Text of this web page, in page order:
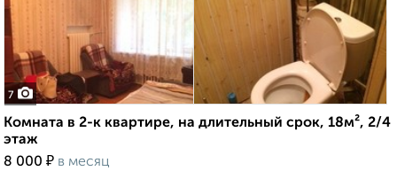
7
Комната в 2-к квартире, на длительный срок, 18м², 2/4
этаж
8 000 ₽ в месяц